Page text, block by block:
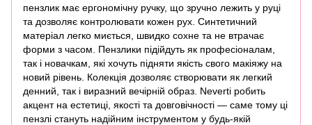
пензлик має ергономічну ручку, що зручно лежить у руці
та дозволяє контролювати кожен рух. Синтетичний
матеріал легко миється, швидко сохне та не втрачає
форми з часом. Пензлики підійдуть як професіоналам,
так і новачкам, які хочуть підняти якість свого макіяжу на
новий рівень. Колекція дозволяє створювати як легкий
денний, так і виразний вечірній образ. Neverti робить
акцент на естетиці, якості та довговічності — саме тому ці
пензлі стануть надійним інструментом у будь-якій